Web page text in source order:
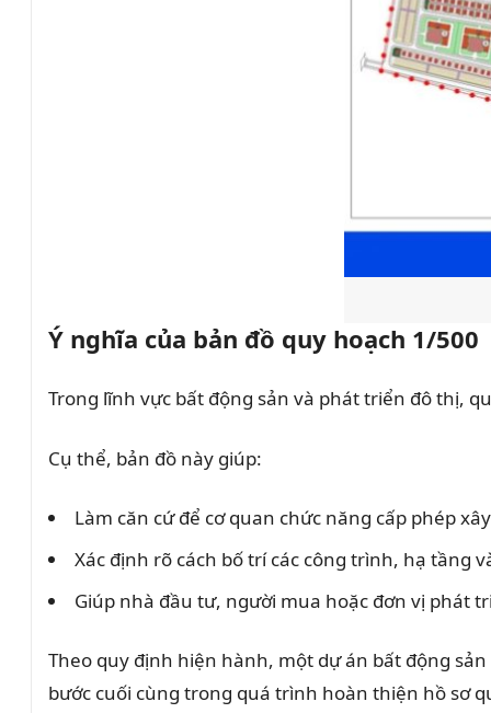
Ý nghĩa của bản đồ quy hoạch 1/500
Trong lĩnh vực bất động sản và phát triển đô thị,
Cụ thể, bản đồ này giúp:
Làm căn cứ để cơ quan chức năng cấp phép
Xác định rõ cách bố trí các công trình, hạ tầng
Giúp nhà đầu tư, người mua hoặc đơn vị phát
Theo quy định hiện hành, một dự án bất động
bước cuối cùng trong quá trình hoàn thiện hồ sơ